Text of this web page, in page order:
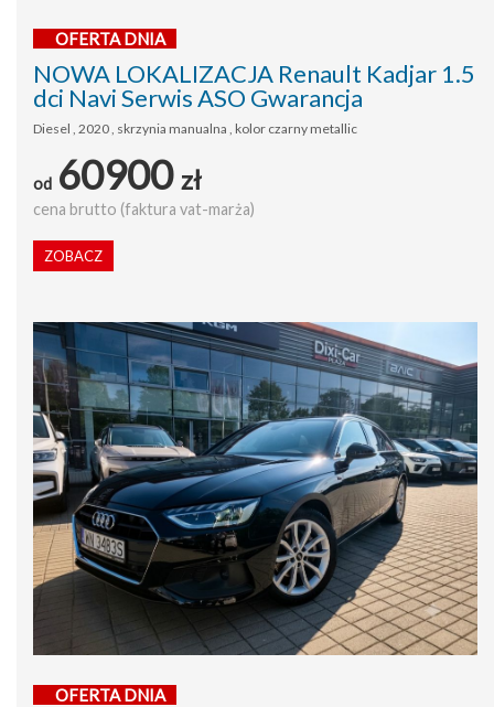
OFERTA DNIA
NOWA LOKALIZACJA Renault Kadjar 1.5
dci Navi Serwis ASO Gwarancja
Diesel , 2020 , skrzynia manualna , kolor czarny metallic
od 60900 zł
cena brutto (faktura vat-marża)
ZOBACZ
OFERTA DNIA